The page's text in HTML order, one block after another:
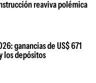
reaviva polémica
ganancias de US$ 671
los depósitos